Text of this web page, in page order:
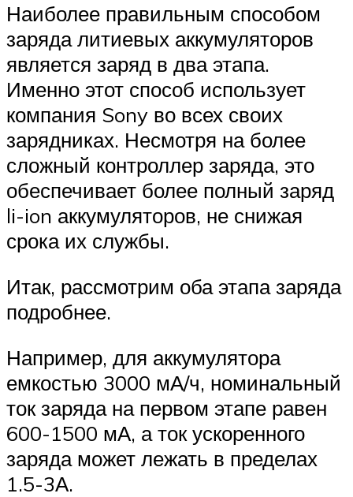
Наиболее правильным способом
заряда литиевых аккумуляторов
является заряд в два этапа.
Именно этот способ использует
компания Sony во всех своих
зарядниках. Несмотря на более
сложный контроллер заряда, это
обеспечивает более полный заряд
li-ion аккумуляторов, не снижая
срока их службы.
Итак, рассмотрим оба этапа заряда
подробнее.
Например, для аккумулятора
емкостью 3000 мА/ч, номинальный
ток заряда на первом этапе равен
600-1500 мА, а ток ускоренного
заряда может лежать в пределах
1.5-3А.